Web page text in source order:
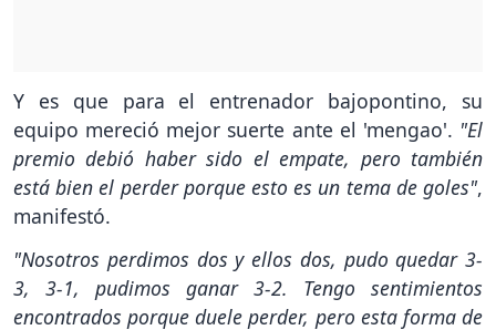
Y es que para el entrenador bajopontino, su
equipo mereció mejor suerte ante el 'mengao'. "El
premio debió haber sido el empate, pero también
está bien el perder porque esto es un tema de goles",
manifestó.
"Nosotros perdimos dos y ellos dos, pudo quedar 3-
3, 3-1, pudimos ganar 3-2. Tengo sentimientos
encontrados porque duele perder, pero esta forma de